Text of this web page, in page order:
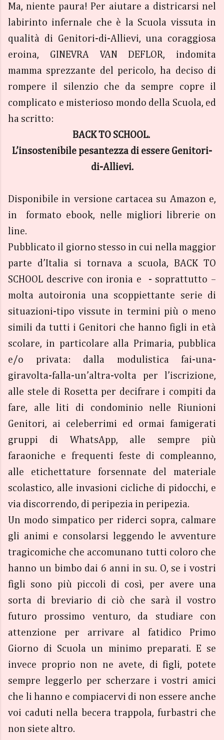
Ma, niente paura! Per aiutare a districarsi nel
labirinto infernale che è la Scuola vissuta in
qualità di Genitori-di-Allievi, una coraggiosa
eroina, GINEVRA VAN DEFLOR, indomita
mamma sprezzante del pericolo, ha deciso di
rompere il silenzio che da sempre copre il
complicato e misterioso mondo della Scuola, ed
ha scritto:
BACK TO SCHOOL.
L’insostenibile pesantezza di essere Genitori-
di-Allievi.
Disponibile in versione cartacea su Amazon e,
in formato ebook, nelle migliori librerie on
line.
Pubblicato il giorno stesso in cui nella maggior
parte d’Italia si tornava a scuola, BACK TO
SCHOOL descrive con ironia e - soprattutto –
molta autoironia una scoppiettante serie di
situazioni-tipo vissute in termini più o meno
simili da tutti i Genitori che hanno figli in età
scolare, in particolare alla Primaria, pubblica
e/o privata: dalla modulistica fai-una-
giravolta-falla-un’altra-volta per l’iscrizione,
alle stele di Rosetta per decifrare i compiti da
fare, alle liti di condominio nelle Riunioni
Genitori, ai celeberrimi ed ormai famigerati
gruppi di WhatsApp, alle sempre più
faraoniche e frequenti feste di compleanno,
alle etichettature forsennate del materiale
scolastico, alle invasioni cicliche di pidocchi, e
via discorrendo, di peripezia in peripezia.
Un modo simpatico per riderci sopra, calmare
gli animi e consolarsi leggendo le avventure
tragicomiche che accomunano tutti coloro che
hanno un bimbo dai 6 anni in su. O, se i vostri
figli sono più piccoli di così, per avere una
sorta di breviario di ciò che sarà il vostro
futuro prossimo venturo, da studiare con
attenzione per arrivare al fatidico Primo
Giorno di Scuola un minimo preparati. E se
invece proprio non ne avete, di figli, potete
sempre leggerlo per scherzare i vostri amici
che li hanno e compiacervi di non essere anche
voi caduti nella becera trappola, furbastri che
non siete altro.